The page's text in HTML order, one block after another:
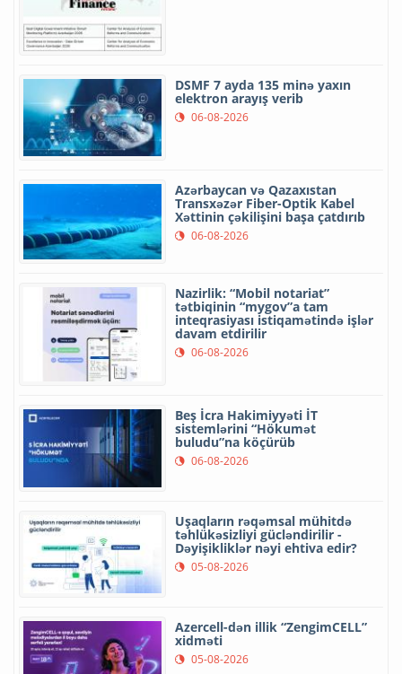
DSMF 7 ayda 135 minə yaxın
elektron arayış verib
06-08-2026
Azərbaycan və Qazaxıstan
Transxəzər Fiber-Optik Kabel
Xəttinin çəkilişini başa çatdırıb
06-08-2026
Nazirlik: “Mobil notariat”
tətbiqinin “mygov”a tam
inteqrasiyası istiqamətində işlər
davam etdirilir
06-08-2026
Beş İcra Hakimiyyəti İT
sistemlərini “Hökumət
buludu”na köçürüb
06-08-2026
Uşaqların rəqəmsal mühitdə
təhlükəsizliyi gücləndirilir -
Dəyişikliklər nəyi ehtiva edir?
05-08-2026
Azercell-dən illik “ZengimCELL”
xidməti
05-08-2026